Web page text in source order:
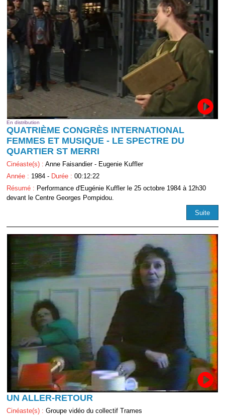
En distribution
QUATRIÈME CONGRÈS INTERNATIONAL
FEMMES ET MUSIQUE - LE SPECTRE DU
QUARTIER ST MERRI
Cinéaste(s) : Anne Faisandier - Eugenie Kuffler
Année : 1984 - Durée : 00:12:22
Résumé : Performance d'Eugénie Kuffler le 25 octobre 1984 à 12h30
devant le Centre Georges Pompidou.
Suite
UN ALLER-RETOUR
Cinéaste(s) : Groupe vidéo du collectif Trames